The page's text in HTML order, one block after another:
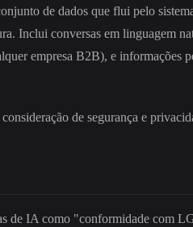
de dados que flui pelo
Inclui conversas em linguagem
empresa B2B), e
de segurança e
de IA como "conformidade com